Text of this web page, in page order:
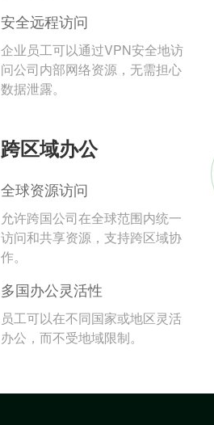
安全远程访问
企业员工可以通过VPN安全地访
问公司内部网络资源，无需担心
数据泄露。
跨区域办公
全球资源访问
允许跨国公司在全球范围内统一
访问和共享资源，支持跨区域协
作。
多国办公灵活性
员工可以在不同国家或地区灵活
办公，而不受地域限制。